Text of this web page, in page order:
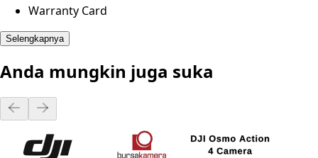
Warranty Card
Selengkapnya
Anda mungkin juga suka